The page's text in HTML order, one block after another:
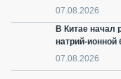
07.08.2026
В Китае начал
натрий-ионной
07.08.2026